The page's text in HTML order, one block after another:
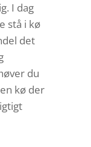
I dag
stå i kø
det
du
kø der